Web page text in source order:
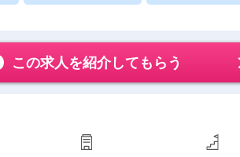
この求人を紹介してもらう